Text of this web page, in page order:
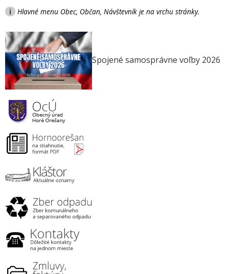
i Hlavné menu Obec, Občan, Návštevník je na vrchu stránky.
Spojené samosprávne voľby 2026